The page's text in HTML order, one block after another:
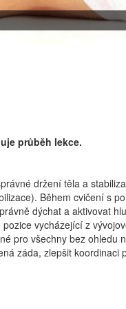
průběh lekce.
držení těla a
Během cvičení s
dýchat a aktivovat
vycházející z
pro všechny bez ohledu
záda, zlepšit koordinaci